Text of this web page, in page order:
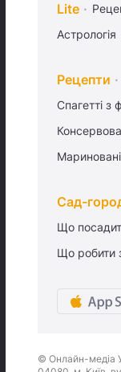
Lite
Астрологія
Рецепти
Спагетті
Сад-
Що
Що робити
© Онлайн-медіа